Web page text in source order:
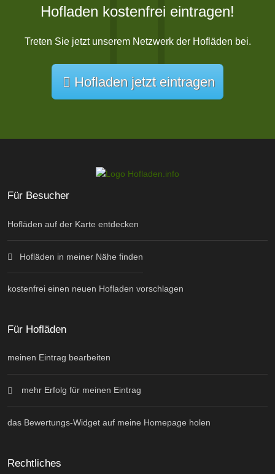
Hofladen kostenfrei eintragen!
Treten Sie jetzt unserem Netzwerk der Hofläden bei.
Hofladen jetzt eintragen
Für Besucher
Hofläden auf der Karte entdecken
Hofläden in meiner Nähe finden
kostenfrei einen neuen Hofladen vorschlagen
Für Hofläden
meinen Eintrag bearbeiten
mehr Erfolg für meinen Eintrag
das Bewertungs-Widget auf meine Homepage holen
Rechtliches